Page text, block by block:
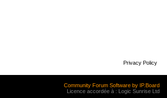
Privacy Policy
Community Forum Software by IP.Board
Licence accordée à : Logic Sunrise Ltd